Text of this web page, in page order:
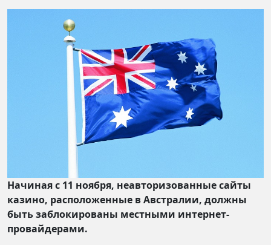
Начиная с 11 ноября, неавторизованные сайты
казино, расположенные в Австралии, должны
быть заблокированы местными интернет-
провайдерами.